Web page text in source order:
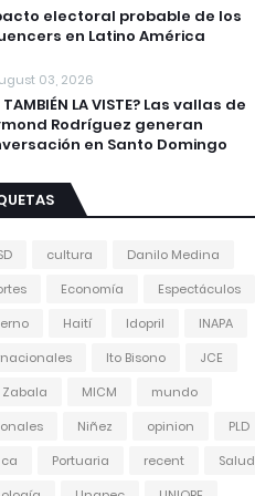
electoral probable de los
en Latino América
03, 2026
TAMBIÉN LA VISTE? Las vallas de
Rodríguez generan
en Santo Domingo
cultura
Danilo Medina
Economía
Espectáculos
Haití Idopril
INAPA
Ito Bisono
JCE
Zabala
MICM
mundo
Niñez opinion
PLD
Portuaria recent
Salud